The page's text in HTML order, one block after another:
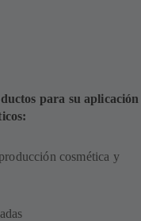
para su aplicación
cosmética y